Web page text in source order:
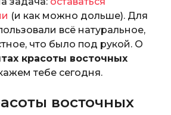
(и как можно дольше). Для
всё натуральное,
что было под рукой. О
красоты восточных
тебе сегодня.
восточных